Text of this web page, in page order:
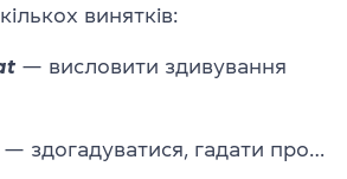
винятків:
— висловити здивування
— здогадуватися, гадати про…